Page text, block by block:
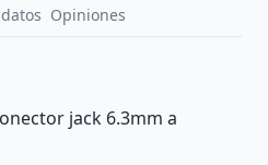
Opiniones
jack 6.3mm a